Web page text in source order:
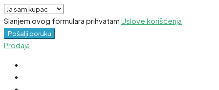
Slanjem ovog formulara prihvatam Uslove korišćenja
Pošalji poruku
Prodaja